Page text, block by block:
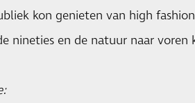
kon genieten van high
nineties en de natuur naar voren